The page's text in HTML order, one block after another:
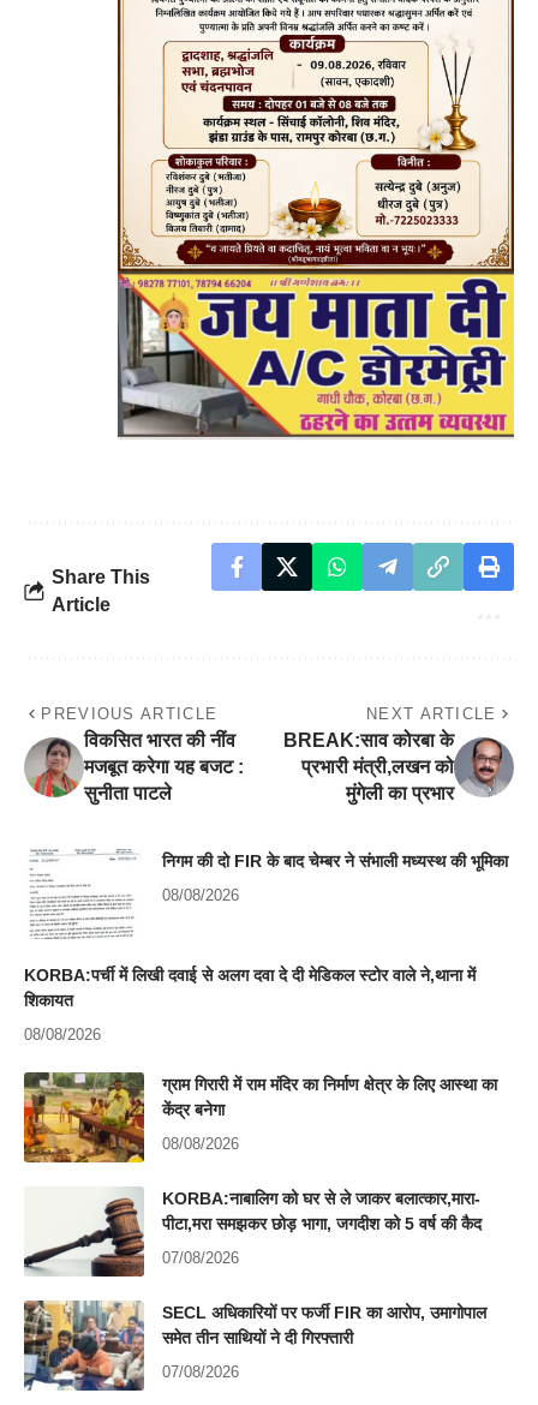
Share This
Article
PREVIOUS ARTICLE
विकसित भारत की नींव
मजबूत करेगा यह बजट :
सुनीता पाटले
NEXT ARTICLE
BREAK:साव कोरबा के
प्रभारी मंत्री,लखन को
मुंगेली का प्रभार
निगम की दो FIR के बाद चेम्बर ने संभाली मध्यस्थ की भूमिका
08/08/2026
KORBA:पर्ची में लिखी दवाई से अलग दवा दे दी मेडिकल स्टोर वाले ने,थाना में
शिकायत
08/08/2026
ग्राम गिरारी में राम मंदिर का निर्माण क्षेत्र के लिए आस्था का
केंद्र बनेगा
08/08/2026
KORBA:नाबालिग को घर से ले जाकर बलात्कार,मारा-
पीटा,मरा समझकर छोड़ भागा, जगदीश को 5 वर्ष की कैद
07/08/2026
SECL अधिकारियों पर फर्जी FIR का आरोप, उमागोपाल
समेत तीन साथियों ने दी गिरफ्तारी
07/08/2026